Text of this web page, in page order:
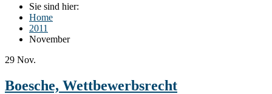
Sie sind hier:
Home
2011
November
29 Nov.
Boesche, Wettbewerbsrecht